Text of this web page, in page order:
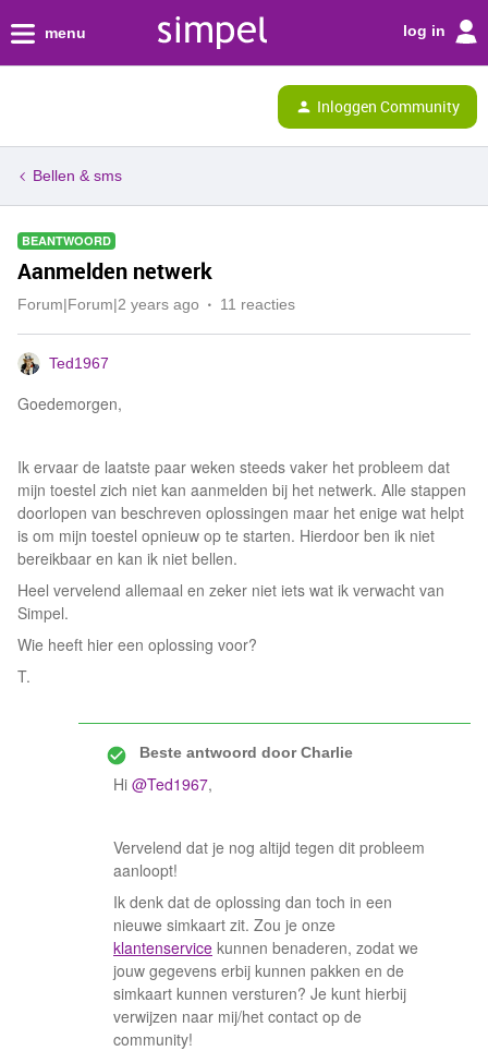
menu log in
Inloggen Community
Bellen & sms
BEANTWOORD
Aanmelden netwerk
Forum|Forum|2 years ago 11 reacties
Ted1967
Goedemorgen,
Ik ervaar de laatste paar weken steeds vaker het probleem dat
mijn toestel zich niet kan aanmelden bij het netwerk. Alle stappen
doorlopen van beschreven oplossingen maar het enige wat helpt
is om mijn toestel opnieuw op te starten. Hierdoor ben ik niet
bereikbaar en kan ik niet bellen.
Heel vervelend allemaal en zeker niet iets wat ik verwacht van
Simpel.
Wie heeft hier een oplossing voor?
T.
Beste antwoord doorCharlie
Hi @Ted1967,
Vervelend dat je nog altijd tegen dit probleem
aanloopt!
Ik denk dat de oplossing dan toch in een
nieuwe simkaart zit. Zou je onze
klantenservice kunnen benaderen, zodat we
jouw gegevens erbij kunnen pakken en de
simkaart kunnen versturen? Je kunt hierbij
verwijzen naar mij/het contact op de
community!